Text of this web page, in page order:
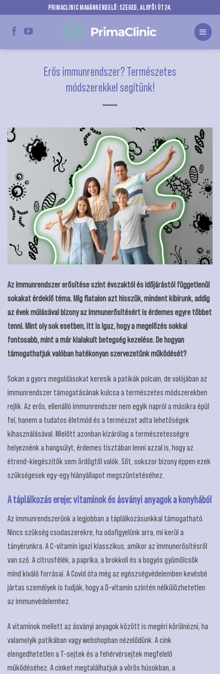
content
PRIMACLINIC MAGÁNRENDELŐ: SZEGED, ALGYŐI ÚT 24.
Erős immunrendszer? Természetes
módszerekkel segítünk!
Az immunrendszer erősítése szint évszaktól és időjárástól függetlenül
sokakat érdeklő téma. Míg fiatalon azt hisszük, mindent kibírunk, addig
az évek múlásával bizony az immunerősítésért is érdemes egyre többet
tenni. Mint oly sok esetben, itt is igaz, hogy a megelőzés sokkal
fontosabb, mint a már kialakult betegség kezelése. De hogyan
támogathatjuk valóban hatékonyan szervezetünk működését?
Sokan a gyors megoldásokat keresik a patikák polcain, de valójában az
immunrendszer támogatásának kulcsa a természetes módszerekben
rejlik. Az erős, ellenálló immunrendszer nem egyik napról a másikra épül
fel, hanem a tudatos életmód és a természet adta lehetőségek
kihasználásával. Mielőtt azonban kizárólag a természetességre
helyeznénk a hangsúlyt, érdemes tisztában lenni azzal is, hogy az
étrend-kiegészítők sem ördögtől valók. Sőt, sokszor bizony éppen ezek
szükségesek egy-egy hiányállapot megszüntetéséhez.
A táplálkozás ereje: vitaminok és ásványi anyagok a konyhából
Az immunrendszerünk a legjobban a táplálkozásunkkal támogatható.
Nincs szükség csodaszerekre, ha odafigyelünk arra, mi kerül a
tányérunkra. A C-vitamin igazi klasszikus, amikor az immunerősítésről
van szó. A citrusfélék, a paprika, a brokkoli és a bogyós gyümölcsök
mind kiváló forrásai. A Covid óta még az egészségvédelemben kevésbé
jártas személyek is tudják, hogy a D-vitamin szintén nélkülözhetetlen
az immunvédelemhez.
A vitaminok mellett az ásványi anyagok között is megéri körülnézni, ha
valamelyik patikában vagy webshopban nézelődünk. A cink
elengedhetetlen a T-sejtek és a fehérvérsejtek megfelelő
működéséhez. A cinket megtalálhatjuk a vörös húsokban, a